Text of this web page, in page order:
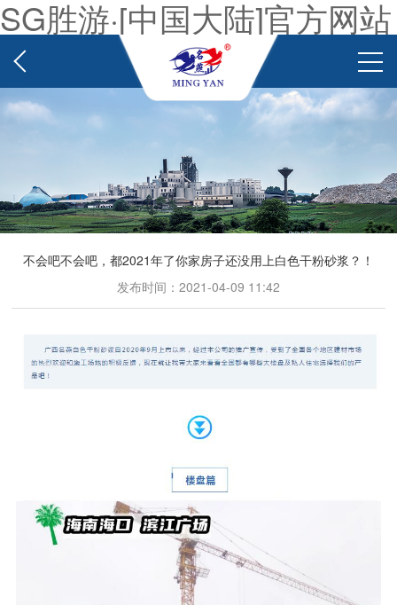
SG胜游·[中国大陆]官方网站
不会吧不会吧，都2021年了你家房子还没用上白色干粉砂浆？！
发布时间：2021-04-09 11:42